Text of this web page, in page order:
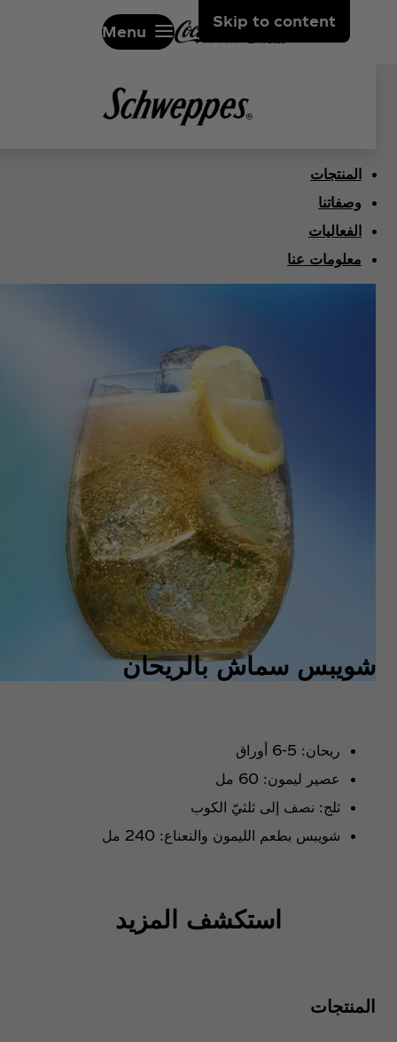
Skip to content
Menu
المنتجات
وصفاتنا
الفعاليات
معلومات عنا
شويبس سماش بالريحان
ريحان: 5-6 أوراق
عصير ليمون: 60 مل
ثلج: نصف إلى ثلثيّ الكوب
شويبس بطعم الليمون والنعناع: 240 مل
استكشف المزيد
المنتجات